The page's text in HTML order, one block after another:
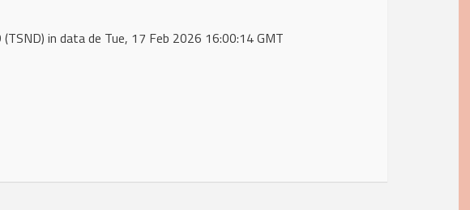
in data de Tue, 17 Feb 2026 16:00:14 GMT